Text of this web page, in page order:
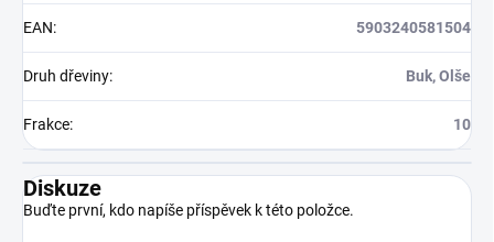
EAN: 5903240581504
Druh dřeviny: Buk, Olše
Frakce: 10
Diskuze
Buďte první, kdo napíše příspěvek k této položce.